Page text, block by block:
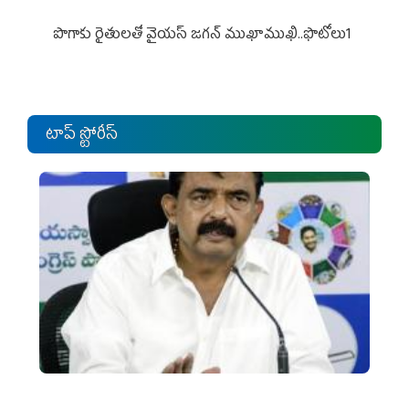
పొగాకు రైతుల‌తో వైయ‌స్ జ‌గ‌న్ ముఖాముఖి..ఫొటోలు1
టాప్ స్టోరీస్